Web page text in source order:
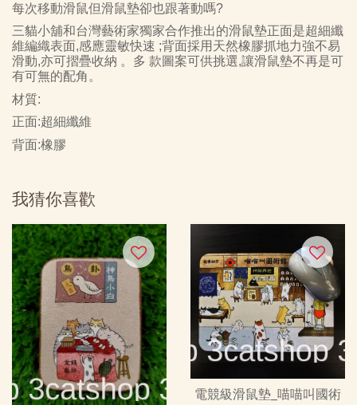
每次移動滑鼠但滑鼠墊卻也跟著動嗎?
三貓小舖和台灣藝術家獨家合作推出的滑鼠墊正面是超細纖
維編織表面,感應靈敏快速 ;背面採用天然橡膠抓地力強不易
滑動,亦可摺疊收納 。多 款圖案可供挑選,讓滑鼠墊不再是可
有可無的配角。
材質:
正面:超細纖維
背面:橡膠
我猜你喜歡
電競級滑鼠墊_喵喵叫國術